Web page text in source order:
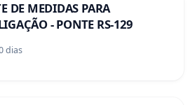
DE MEDIDAS PARA
- PONTE RS-129
dias